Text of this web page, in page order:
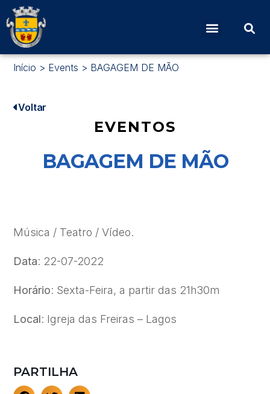
Início > Events > BAGAGEM DE MÃO
Voltar
EVENTOS
BAGAGEM DE MÃO
Música / Teatro / Vídeo.
Data: 22-07-2022
Horário: Sexta-Feira, a partir das 21h30m
Local: Igreja das Freiras – Lagos
PARTILHA